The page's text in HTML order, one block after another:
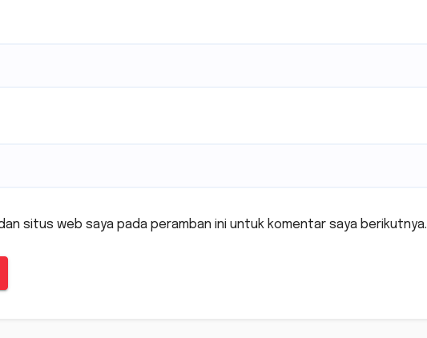
situs web saya pada peramban ini untuk komentar saya berikutnya.